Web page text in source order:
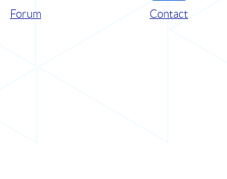
Forum Contact